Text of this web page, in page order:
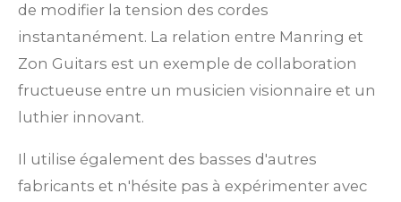
de modifier la tension des cordes
instantanément. La relation entre Manring et
Zon Guitars est un exemple de collaboration
fructueuse entre un musicien visionnaire et un
luthier innovant.
Il utilise également des basses d'autres
fabricants et n'hésite pas à expérimenter avec